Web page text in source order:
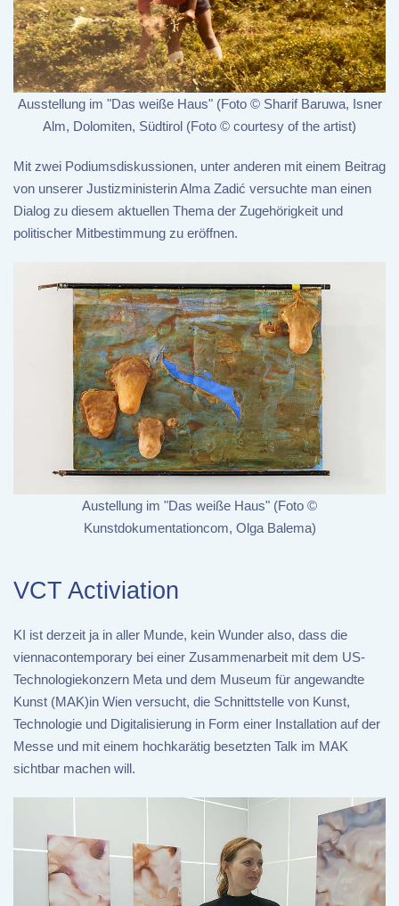
Ausstellung im "Das weiße Haus" (Foto © Sharif Baruwa, Isner
Alm, Dolomiten, Südtirol (Foto © courtesy of the artist)
Mit zwei Podiumsdiskussionen, unter anderen mit einem Beitrag
von unserer Justizministerin Alma Zadić versuchte man einen
Dialog zu diesem aktuellen Thema der Zugehörigkeit und
politischer Mitbestimmung zu eröffnen.
Austellung im "Das weiße Haus" (Foto ©
Kunstdokumentationcom, Olga Balema)
VCT Activiation
KI ist derzeit ja in aller Munde, kein Wunder also, dass die
viennacontemporary bei einer Zusammenarbeit mit dem US-
Technologiekonzern Meta und dem Museum für angewandte
Kunst (MAK)in Wien versucht, die Schnittstelle von Kunst,
Technologie und Digitalisierung in Form einer Installation auf der
Messe und mit einem hochkarätig besetzten Talk im MAK
sichtbar machen will.